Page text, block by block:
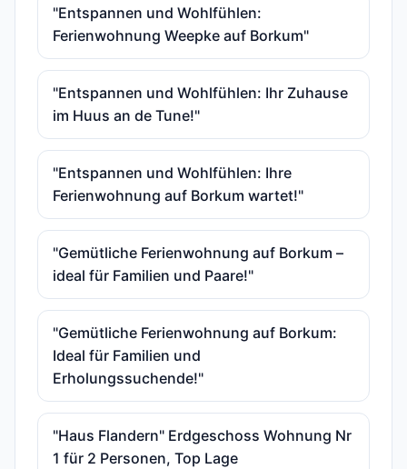
"Entspannen und Wohlfühlen:
Ferienwohnung Weepke auf Borkum"
"Entspannen und Wohlfühlen: Ihr Zuhause
im Huus an de Tune!"
"Entspannen und Wohlfühlen: Ihre
Ferienwohnung auf Borkum wartet!"
"Gemütliche Ferienwohnung auf Borkum –
ideal für Familien und Paare!"
"Gemütliche Ferienwohnung auf Borkum:
Ideal für Familien und
Erholungssuchende!"
"Haus Flandern" Erdgeschoss Wohnung Nr
1 für 2 Personen, Top Lage